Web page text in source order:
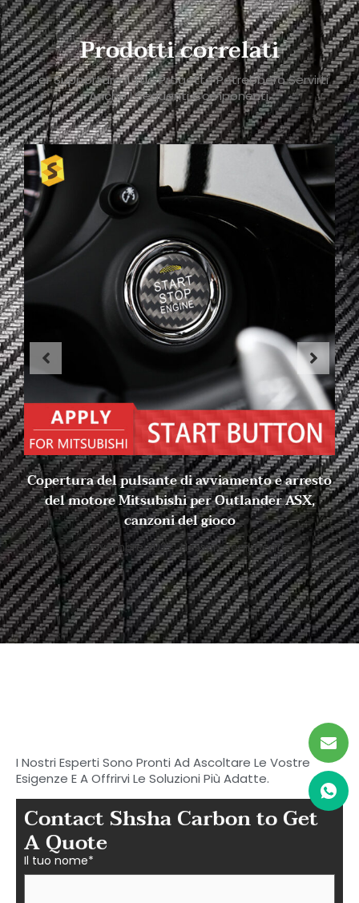
Prodotti correlati
Per Supportare Il Tuo Progetto Potrebbero Servirti
Anche I Seguenti Componenti.
Copertura del pulsante di avviamento e arresto
del motore Mitsubishi per Outlander ASX,
canzoni del gioco
17 novembre 2022 Nessun commento
I Nostri Esperti Sono Pronti Ad Ascoltare Le Vostre
Esigenze E A Offrirvi Le Soluzioni Più Adatte.
Contact Shsha Carbon to Get
A Quote
Il tuo nome*